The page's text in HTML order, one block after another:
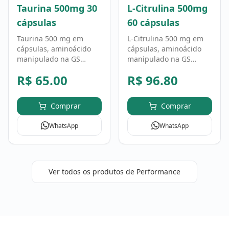
Taurina 500mg 30
cápsulas
Taurina 500 mg em
cápsulas, aminoácido
manipulado na GS
personalizada. Uso
profissional.
R$ 65.00
Comprar
WhatsApp
L-Citrulina 500mg
60 cápsulas
L-Citrulina 500 mg em
cápsulas, aminoácido
manipulado na GS
personalizada. Uso
profissional.
R$ 96.80
Comprar
WhatsApp
Ver todos os produtos de Performance